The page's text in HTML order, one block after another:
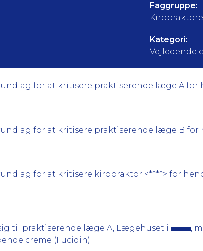
Faggruppe:
Kategori:
Vejledende
for at kritisere praktiserende læge A for
for at kritisere praktiserende læge B for
for at kritisere kiropraktor <****> for
til praktiserende læge A, Lægehuset i
,
creme (Fucidin).